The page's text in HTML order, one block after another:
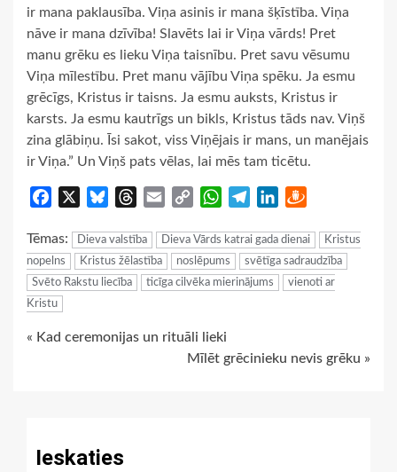
ir mana paklausība. Viņa asinis ir mana šķīstība. Viņa
nāve ir mana dzīvība! Slavēts lai ir Viņa vārds! Pret
manu grēku es lieku Viņa taisnību. Pret savu vēsumu
Viņa mīlestību. Pret manu vājību Viņa spēku. Ja esmu
grēcīgs, Kristus ir taisns. Ja esmu auksts, Kristus ir
karsts. Ja esmu kautrīgs un bikls, Kristus tāds nav. Viņš
zina glābiņu. Īsi sakot, viss Viņējais ir mans, un manējais
ir Viņa.” Un Viņš pats vēlas, lai mēs tam ticētu.
Facebook BlueskyThreads
Email
Copy
WhatsApp
TelegramLinkedIn
Tēmas: Dieva valstība Dieva Vārds katrai gada dienai
Kristus
nopelns
Kristus žēlastība noslēpums
svētīga sadraudzība
Svēto Rakstu liecība
ticīga cilvēka mierinājums
vienoti ar
Kristu
Continue
« Kad ceremonijas un rituāli lieki
Mīlēt grēcinieku nevis grēku »
Ieskaties